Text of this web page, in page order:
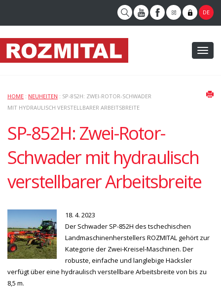
DE
HOME : NEUHEITEN : SP-852H: ZWEI-ROTOR-SCHWADER
MIT HYDRAULISCH VERSTELLBARER ARBEITSBREITE
SP-852H: Zwei-Rotor-
Schwader mit hydraulisch
verstellbarer Arbeitsbreite
18. 4. 2023
Der Schwader SP-852H des tschechischen
Landmaschinenherstellers ROZMITAL gehört zur
Kategorie der Zwei-Kreisel-Maschinen. Der
robuste, einfache und langlebige Häcksler
verfügt über eine hydraulisch verstellbare Arbeitsbreite von bis zu
8,5 m.